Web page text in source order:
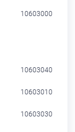
10603000
10603040
10603010
10603030